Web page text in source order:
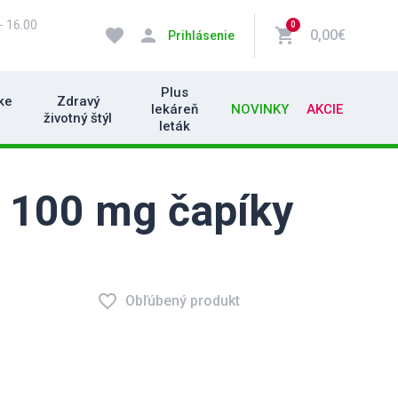
16.00
favorite person Prihlásenie shopping_cart
0
0,00€
Zdravý
životný štýl
Plus
lekáreň
leták
NOVINKY AKCIE
100 mg čapíky
favorite_border Obľúbený produkt